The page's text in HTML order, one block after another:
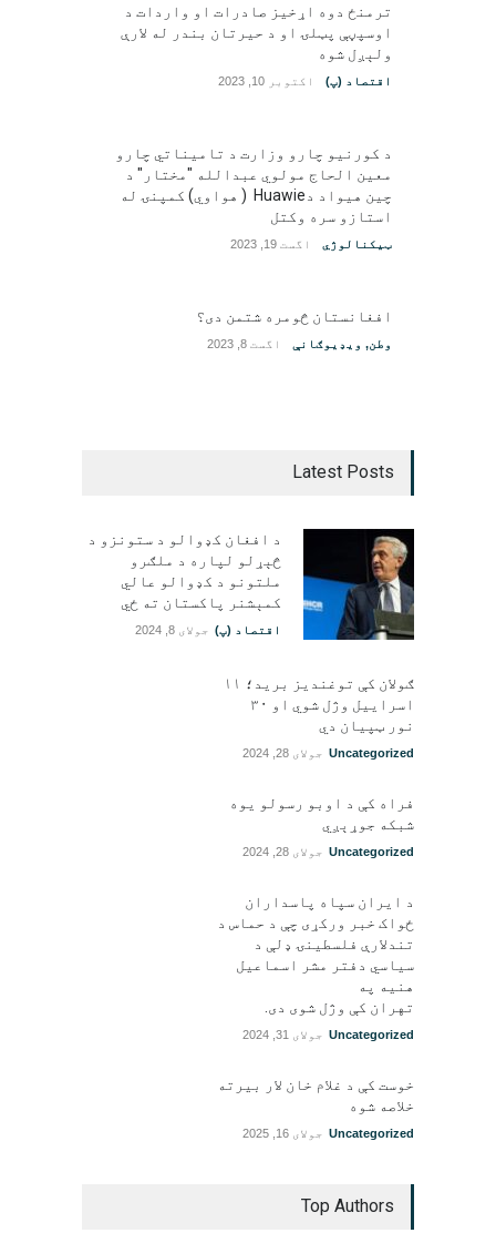
ترمنځ دوه اړخیز صادرات او واردات د
اوسپڼې پټلۍ او د حیرتان بندر له لارې
ولېږل شوه
اقتصاد (پ) اکتوبر 10, 2023
د کورنیو چارو وزارت د تامیناتي چارو
معین الحاج مولوي عبدالله "مختار" د
چین هیواد دHuawie ( هواوي) کمپنۍ له
استازو سره وکتل
ټیکنالوژي اگست 19, 2023
افغانستان څومره شتمن دی؟
وطن, ویډیوګانې اگست 8, 2023
Latest Posts
د افغان کډوالو د ستونزو د
څېړلو لپاره د ملګرو
ملتونو د کډوالو عالي
کمېشنر پاکستان ته ځي
اقتصاد (پ) جولای 8, 2024
ګولان کې توغندیز برید؛ ۱۱
اسراییل وژل شوي او ۳۰
نور ټپيان دي
Uncategorized جولای 28, 2024
فراه کې د اوبو رسولو یوه
شبکه جوړېږي
Uncategorized جولای 28, 2024
د ایران سپاه پاسداران
ځواک خبر ورکړی چې د حماس د
تندلارې فلسطينۍ ډلې د
سیاسي دفتر مشر اسماعیل
هنيه په
تهران کې وژل شوی دی.
Uncategorized جولای 31, 2024
خوست کې د غلام خان لار بیرته
خلاصه شوه
Uncategorized جولای 16, 2025
Top Authors